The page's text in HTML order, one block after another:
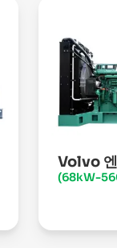
Volvo
(68kW-